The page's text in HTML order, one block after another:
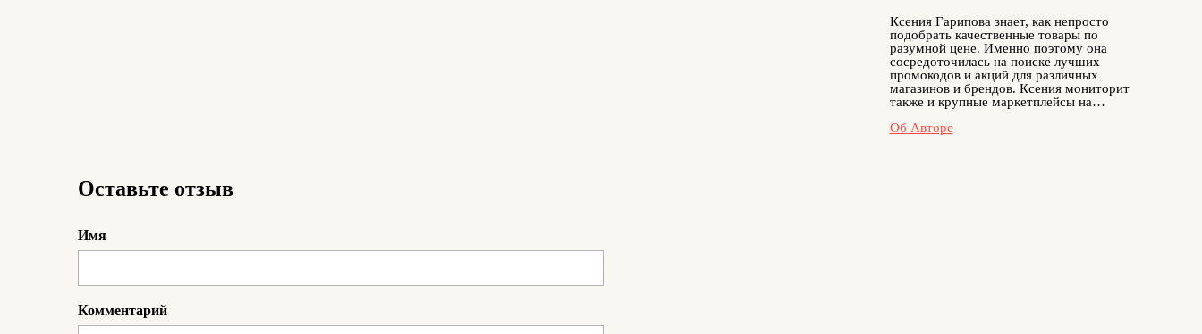
Ксения Гарипова знает, как непросто
подобрать качественные товары по
разумной цене. Именно поэтому она
сосредоточилась на поиске лучших
промокодов и акций для различных
магазинов и брендов. Ксения мониторит
также и крупные маркетплейсы на
перед публикацией и делится только
Об Авторе
Оставьте отзыв
Имя
Комментарий